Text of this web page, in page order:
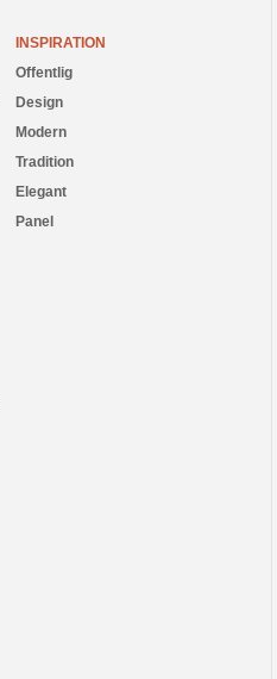
INSPIRATION
Offentlig
Design
Modern
Tradition
Elegant
Panel